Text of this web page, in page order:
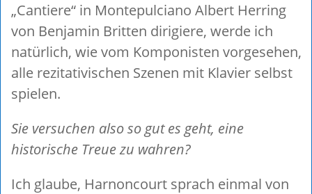
„Cantiere“ in Montepulciano Albert Herring
von Benjamin Britten dirigiere, werde ich
natürlich, wie vom Komponisten vorgesehen,
alle rezitativischen Szenen mit Klavier selbst
spielen.
Sie versuchen also so gut es geht, eine
historische Treue zu wahren?
Ich glaube, Harnoncourt sprach einmal von